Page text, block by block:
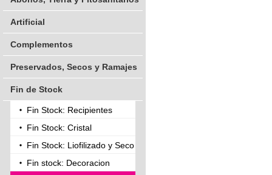
Artificial
Complementos
Preservados, Secos y Ramajes
Fin de Stock
Fin Stock: Recipientes
Fin Stock: Cristal
Fin Stock: Liofilizado y Seco
Fin stock: Decoracion